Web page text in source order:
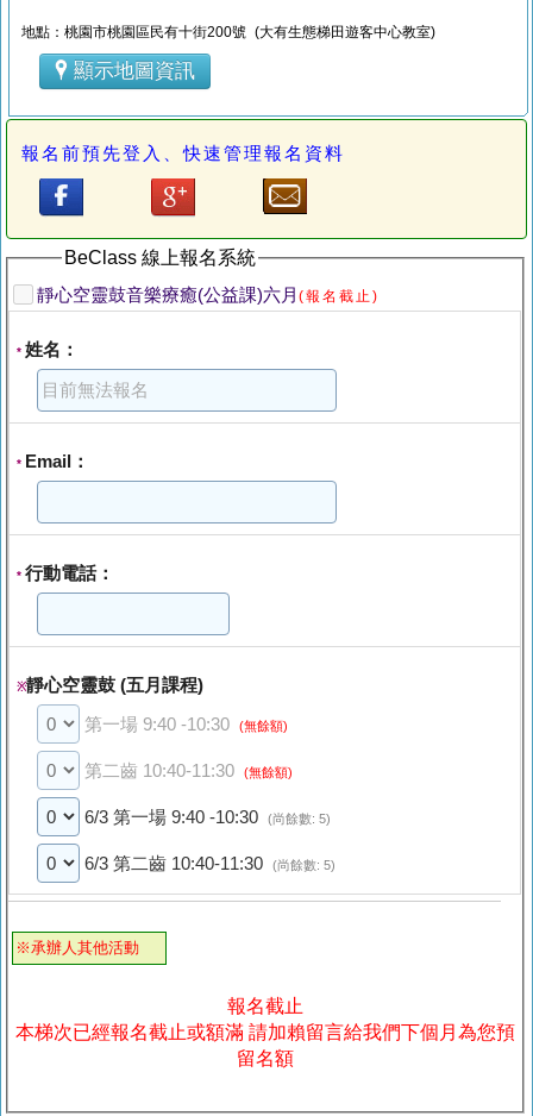
地點：桃園市桃園區民有十街200號 (大有生態梯田遊客中心教室)
顯示地圖資訊
報名前預先登入、快速管理報名資料
BeClass 線上報名系統
靜心空靈鼓音樂療癒(公益課)六月 (報名截止)
* 姓名：
* Email：
* 行動電話：
※靜心空靈鼓 (五月課程)
第一場 9:40 -10:30 (無餘額)
第二齒 10:40-11:30 (無餘額)
6/3 第一場 9:40 -10:30 (尚餘數: 5)
6/3 第二齒 10:40-11:30 (尚餘數: 5)
※承辦人其他活動
報名截止
本梯次已經報名截止或額滿 請加賴留言給我們下個月為您預
留名額